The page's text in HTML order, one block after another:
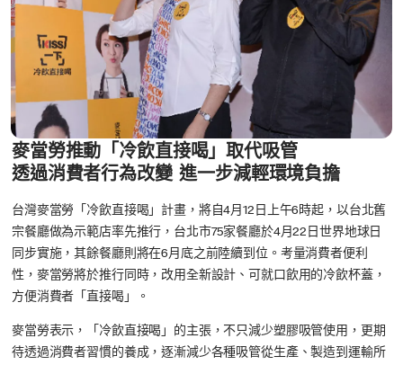
麥當勞推動「冷飲直接喝」取代吸管
透過消費者行為改變 進一步減輕環境負擔
台灣麥當勞「冷飲直接喝」計畫，將自4月12日上午6時起，以台北舊
宗餐廳做為示範店率先推行，台北市75家餐廳於4月22日世界地球日
同步實施，其餘餐廳則將在6月底之前陸續到位。考量消費者便利
性，麥當勞將於推行同時，改用全新設計、可就口飲用的冷飲杯蓋，
方便消費者「直接喝」。
麥當勞表示，「冷飲直接喝」的主張，不只減少塑膠吸管使用，更期
待透過消費者習慣的養成，逐漸減少各種吸管從生產、製造到運輸所